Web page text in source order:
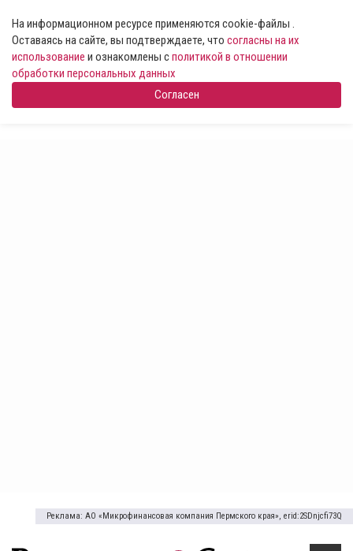
На информационном ресурсе применяются cookie-файлы .
Оставаясь на сайте, вы подтверждаете, что согласны на их
использование и ознакомлены сполитикой в отношении
обработки персональных данных
Согласен
Реклама: АО «Микрофинансовая компания Пермского края», erid:2SDnjcfi73Q